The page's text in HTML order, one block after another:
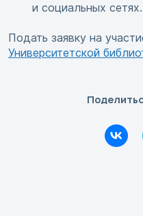
и социальных сетях.
Подать заявку на
Университетской